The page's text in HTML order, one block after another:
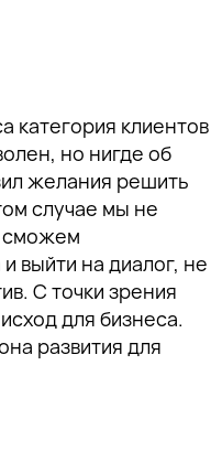
категория клиентов
но нигде об
желания решить
случае мы не
сможем
выйти на диалог, не
С точки зрения
для бизнеса.
развития для
почты,
внутри
почты,
внутри
на
почты,
внутри